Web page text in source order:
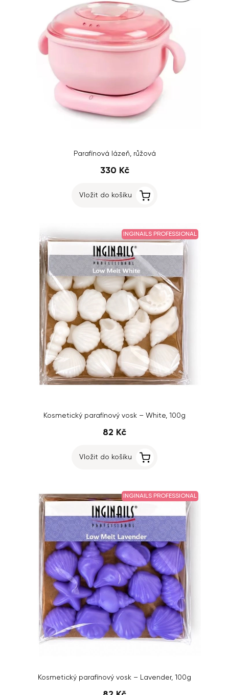
Parafínová lázeň, růžová
330 Kč
Vložit do košíku
INGINAILS PROFESSIONAL
Kosmetický parafínový vosk – White, 100g
82 Kč
Vložit do košíku
INGINAILS PROFESSIONAL
Kosmetický parafínový vosk – Lavender, 100g